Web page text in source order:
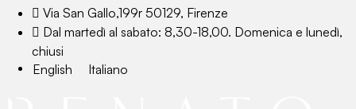
Via San Gallo,199r 50129, Firenze
Dal martedì al sabato: 8,30-18,00. Domenica e lunedì,
chiusi
English
Italiano